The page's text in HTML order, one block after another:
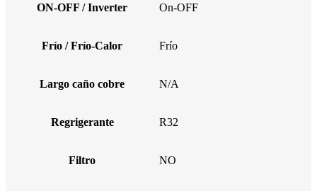
ON-OFF / Inverter On-OFF
Frío / Frío-Calor Frío
Largo caño cobre N/A
Regrigerante R32
Filtro NO